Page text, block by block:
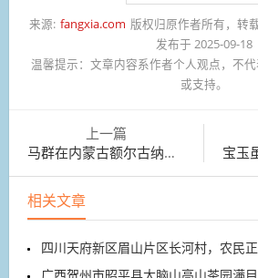
来源: fangxia.com 版权归原作者所有，转
发布于 2025-09-18
温馨提示： 文章内容系作者个人观点，不代
或支持。
上一篇
马群在内蒙古额尔古纳市额尔古纳湿地旁吃草
宝玉虽醒，
相关文章
四川天府新区眉山片区长河村，农民